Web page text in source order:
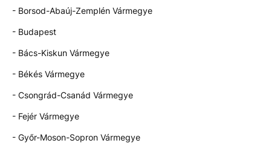
- Borsod-Abaúj-Zemplén Vármegye
- Budapest
- Bács-Kiskun Vármegye
- Békés Vármegye
- Csongrád-Csanád Vármegye
- Fejér Vármegye
- Győr-Moson-Sopron Vármegye